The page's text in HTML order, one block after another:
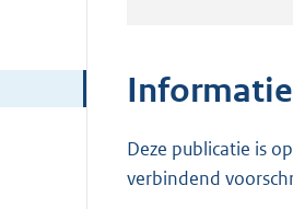
Deze publicatie is
verbindend